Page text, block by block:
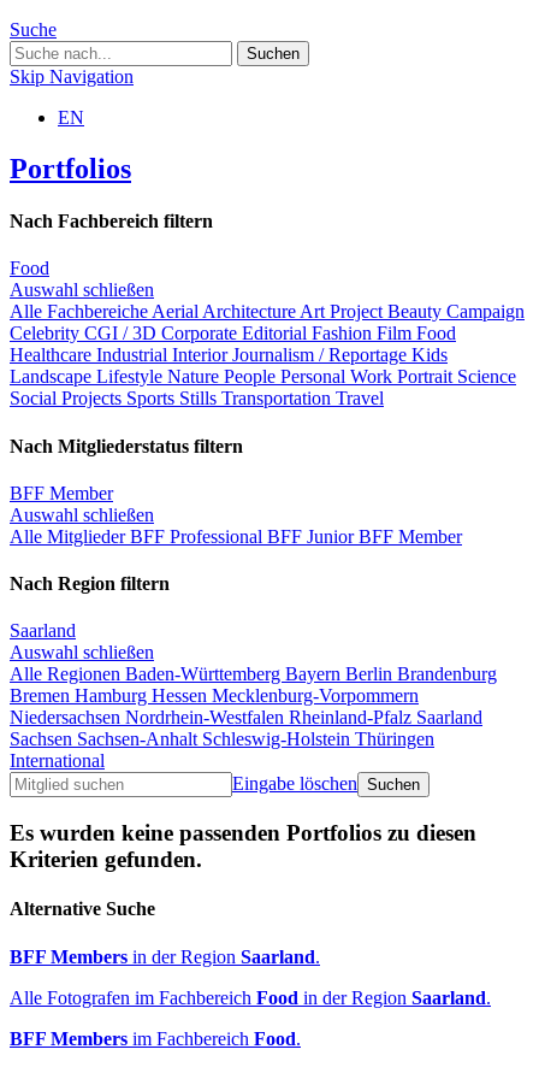
Suche
Skip Navigation
EN
Portfolios
Nach Fachbereich filtern
Food
Auswahl schließen
Alle Fachbereiche Aerial Architecture Art Project Beauty Campaign
Celebrity CGI / 3D Corporate Editorial Fashion Film Food
Healthcare Industrial InteriorJournalism / Reportage Kids
Landscape Lifestyle Nature People Personal Work Portrait Science
Social Projects Sports Stills Transportation Travel
Nach Mitgliederstatus filtern
BFF Member
Auswahl schließen
Alle MitgliederBFF Professional BFF JuniorBFF Member
Nach Region filtern
Saarland
Auswahl schließen
Alle Regionen Baden-Württemberg Bayern Berlin Brandenburg
Bremen Hamburg Hessen Mecklenburg-Vorpommern
Niedersachsen Nordrhein-Westfalen Rheinland-Pfalz Saarland
Sachsen Sachsen-Anhalt Schleswig-Holstein Thüringen
International
Eingabe löschen
Es wurden keine passenden Portfolios zu diesen
Kriterien gefunden.
Alternative Suche
BFF Members in der Region Saarland.
Alle Fotografen im Fachbereich Food in der Region Saarland.
BFF Members im Fachbereich Food.